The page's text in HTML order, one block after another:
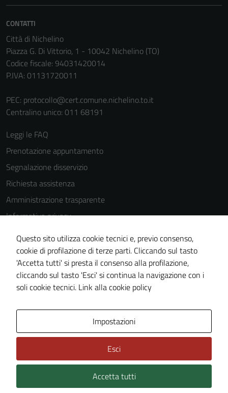
CONTATTI
Città di Nichelino
Piazza G. Di Vittorio, 1 - 10042 Nichelino (TO)
Codice fiscale: 94031420014
P.IVA: 01131720011
PEC: protocollo@cert.comune.nichelino.to.it
Centralino unico: 011 68191
Leggi le FAQ
Prenotazione appuntamento
Segnalazione disservizio
Richiesta assistenza
Amministrazione trasparente
Informativa privacy
Cookie Policy
Note legali
Dichiarazione di accessibilità
Piano di miglioramento del sito
Technical Design s.r.l.
Questo sito utilizza cookie tecnici e, previo consenso,
cookie di profilazione di terze parti. Cliccando sul tasto
'Accetta tutti' si presta il consenso alla profilazione,
cliccando sul tasto 'Esci' si continua la navigazione con i
soli cookie tecnici. Link alla cookie policy
Impostazioni
Esci
Accetta tutti
per il